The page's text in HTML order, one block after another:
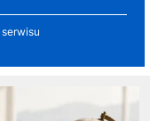
serwisu